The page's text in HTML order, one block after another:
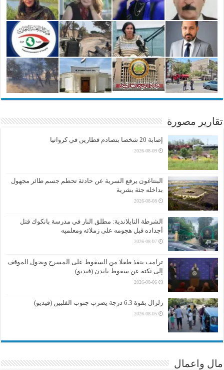
تقارير مصورة
إصابة 20 شخصا بتصادم قطارين في كرواتيا
2026-08-09
البنتاغون يرفع السرية عن حادثة تحطم جسم طائر مجهول
بداخله جثة بشرية
2026-08-08
الشرطة التايلاندية: مطلق النار في مدرسة بانكوك قتل
أجداده قبل هجومه على زملائه ومعلميه
2026-08-07
ترامب ينقذ طفلا من السقوط على المسرح ويحول الموقف
إلى نكتة عن سقوط بايدن (فيديو)
2026-08-06
زلزال بقوة 6.3 درجة يضرب جنوب الفلبين (فيديو)
2026-08-05
مال واعمال